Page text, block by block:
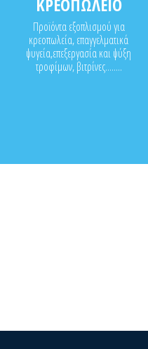
ΚΡΕΟΠΩΛΕΙΟ
Προϊόντα εξοπλισμού για
κρεοπωλεία, επαγγελματικά
ψυγεία,επεξεργασία και ψύξη
τροφίμων, βιτρίνες........